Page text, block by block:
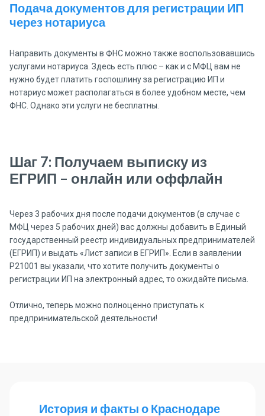
Филиал ГАУ КК «МФЦ КК» в г. Краснодар, офис на ул.
Красная
350020,
Подача документов для регистрации ИП
через нотариуса
Направить документы в ФНС можно также воспользовавшись
услугами нотариуса. Здесь есть плюс – как и с МФЦ вам не
нужно будет платить госпошлину за регистрацию ИП и
нотариус может располагаться в более удобном месте, чем
ФНС. Однако эти услуги не бесплатны.
Шаг 7: Получаем выписку из
ЕГРИП – онлайн или оффлайн
Через 3 рабочих дня после подачи документов (в случае с
МФЦ через 5 рабочих дней) вас должны добавить в Единый
государственный реестр индивидуальных предпринимателей
(ЕГРИП) и выдать «Лист записи в ЕГРИП». Если в заявлении
P21001 вы указали, что хотите получить документы о
регистрации ИП на электронный адрес, то ожидайте письма.
Отлично, теперь можно полноценно приступать к
предпринимательской деятельности!
История и факты о Краснодаре